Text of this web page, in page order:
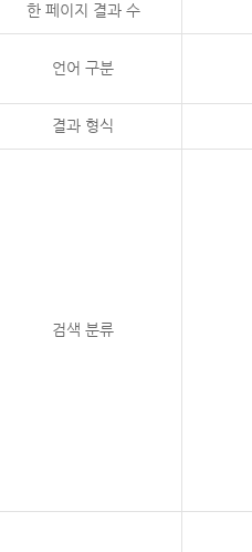
한 페이지 결과 수
언어 구분
결과 형식
검색 분류